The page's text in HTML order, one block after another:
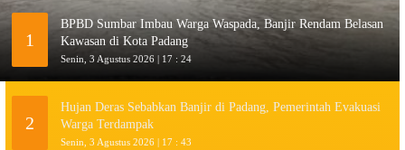
1
BPBD Sumbar Imbau Warga Waspada, Banjir Rendam Belasan
Kawasan di Kota Padang
Senin, 3 Agustus 2026 | 17 : 24
2
Hujan Deras Sebabkan Banjir di Padang, Pemerintah Evakuasi
Warga Terdampak
Senin, 3 Agustus 2026 | 17 : 43